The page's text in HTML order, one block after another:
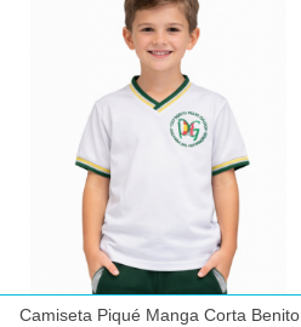
Comprar
Camiseta Piqué Manga Corta Benito